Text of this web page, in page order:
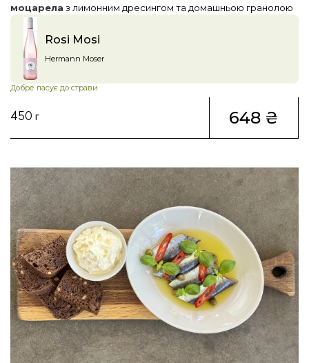
моцарела з лимонним дресингом та домашньою гранолою
Rosi Mosi
Hermann Moser
Добре пасує до страви
450 г 648 ₴